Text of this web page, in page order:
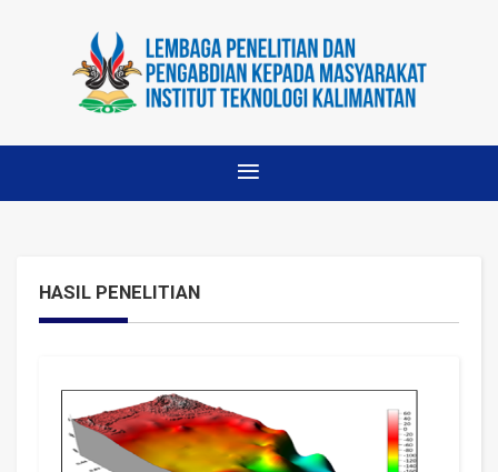
HASIL PENELITIAN